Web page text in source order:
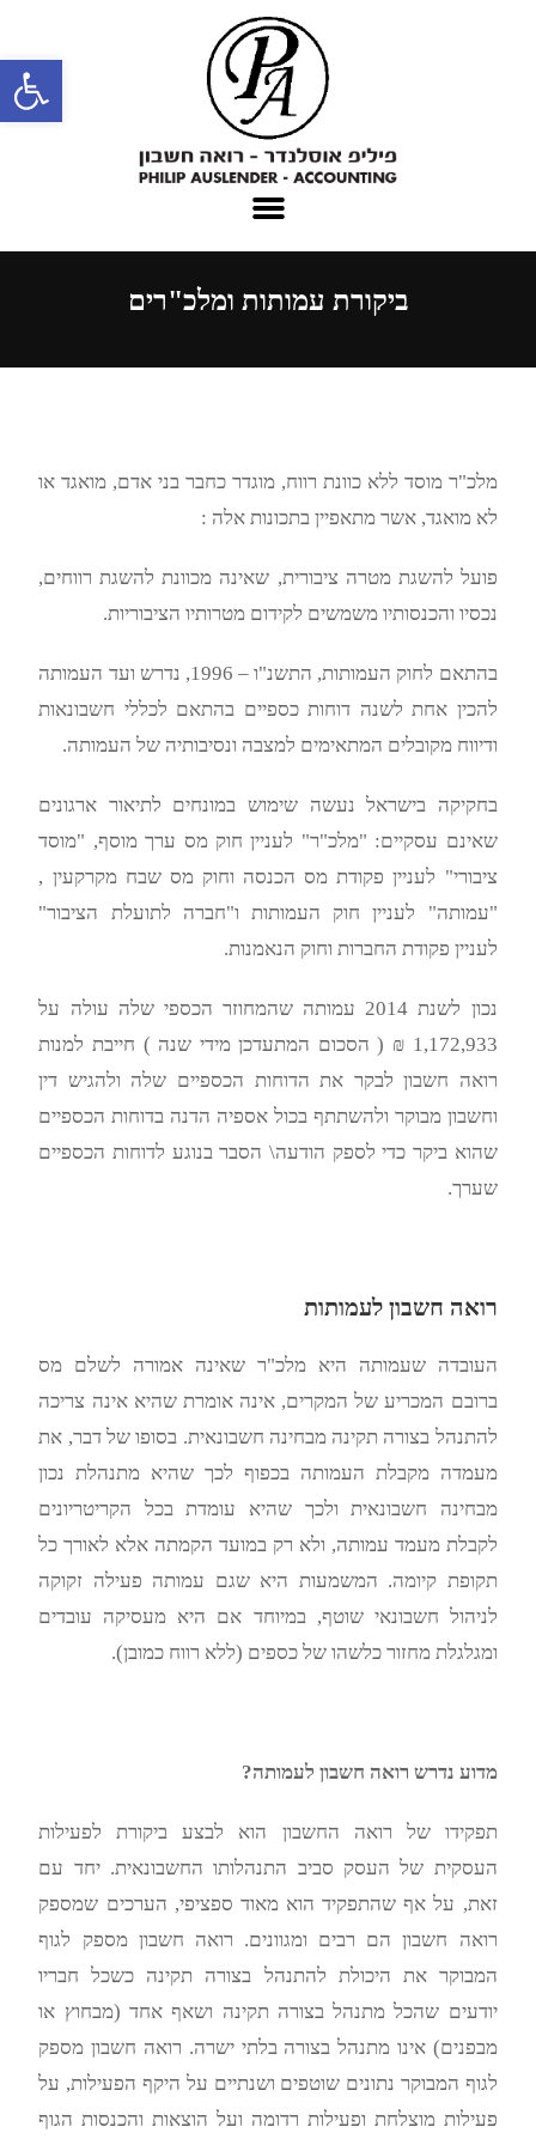
פתח סרגל נגישות
ביקורת עמותות ומלכ"רים
מלכ"ר מוסד ללא כוונת רווח, מוגדר כחבר בני אדם, מואגד או
לא מואגד, אשר מתאפיין בתכונות אלה :
פועל להשגת מטרה ציבורית, שאינה מכוונת להשגת רווחים,
נכסיו והכנסותיו משמשים לקידום מטרותיו הציבוריות.
בהתאם לחוק העמותות, התשנ"ו – 1996, נדרש ועד העמותה
להכין אחת לשנה דוחות כספיים בהתאם לכללי חשבונאות
ודיווח מקובלים המתאימים למצבה ונסיבותיה של העמותה.
בחקיקה בישראל נעשה שימוש במונחים לתיאור ארגונים
שאינם עסקיים: "מלכ"ר" לעניין חוק מס ערך מוסף, "מוסד
ציבורי" לעניין פקודת מס הכנסה וחוק מס שבח מקרקעין ,
"עמותה" לעניין חוק העמותות ו"חברה לתועלת הציבור"
לעניין פקודת החברות וחוק הנאמנות.
נכון לשנת 2014 עמותה שהמחוזר הכספי שלה עולה על
1,172,933 ₪ ( הסכום המתעדכן מידי שנה ) חייבת למנות
רואה חשבון לבקר את הדוחות הכספיים שלה ולהגיש דין
וחשבון מבוקר ולהשתתף בכול אספיה הדנה בדוחות הכספיים
שהוא ביקר כדי לספק הודעה\ הסבר בנוגע לדוחות הכספיים
שערך.
רואה חשבון לעמותות
העובדה שעמותה היא מלכ"ר שאינה אמורה לשלם מס
ברובם המכריע של המקרים, אינה אומרת שהיא אינה צריכה
להתנהל בצורה תקינה מבחינה חשבונאית. בסופו של דבר, את
מעמדה מקבלת העמותה בכפוף לכך שהיא מתנהלת נכון
מבחינה חשבונאית ולכך שהיא עומדת בכל הקריטריונים
לקבלת מעמד עמותה, ולא רק במועד הקמתה אלא לאורך כל
תקופת קיומה. המשמעות היא שגם עמותה פעילה זקוקה
לניהול חשבונאי שוטף, במיוחד אם היא מעסיקה עובדים
ומגלגלת מחזור כלשהו של כספים (ללא רווח כמובן).
מדוע נדרש רואה חשבון לעמותה?
תפקידו של רואה החשבון הוא לבצע ביקורת לפעילות
העסקית של העסק סביב התנהלותו החשבונאית. יחד עם
זאת, על אף שהתפקיד הוא מאוד ספציפי, הערכים שמספק
רואה חשבון הם רבים ומגוונים. רואה חשבון מספק לגוף
המבוקר את היכולת להתנהל בצורה תקינה כשכל חבריו
יודעים שהכל מתנהל בצורה תקינה ושאף אחד (מבחוץ או
מבפנים) אינו מתנהל בצורה בלתי ישרה. רואה חשבון מספק
לגוף המבוקר נתונים שוטפים ושנתיים על היקף הפעילות, על
פעילות מוצלחת ופעילות רדומה ועל הוצאות והכנסות הגוף